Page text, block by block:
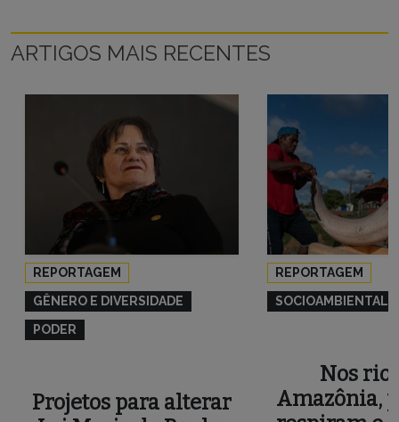
ARTIGOS MAIS RECENTES
REPORTAGEM
GÊNERO E DIVERSIDADE
PODER
Projetos para alterar
REPORTAGEM
SOCIOAMBIENTAL
Nos
Amazônia,